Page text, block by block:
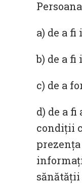
a) de a
b) de a
c) de a
d) de a
condiții
sănătății